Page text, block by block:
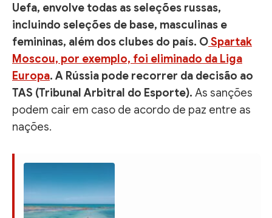
Uefa, envolve todas as seleções russas,
incluindo seleções de base, masculinas e
femininas, além dos clubes do país. OSpartak
Moscou, por exemplo, foi eliminado da Liga
Europa. A Rússia pode recorrer da decisão ao
TAS (Tribunal Arbitral do Esporte). As sanções
podem cair em caso de acordo de paz entre as
nações.